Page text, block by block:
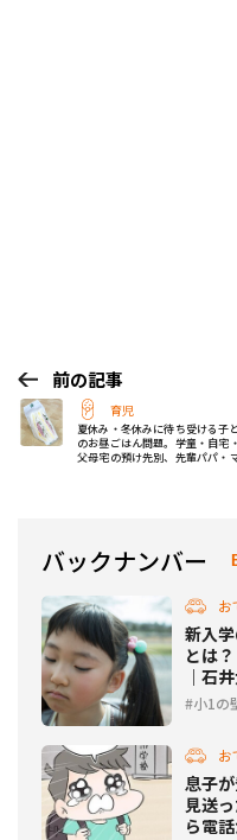
前の記事
育児
夏休み・冬休みに待ち受ける子
のお昼ごはん問題。学童・自宅
父母宅の預け先別、先輩パパ・
バックナンバー
お
新入
とは
｜石
小1の
お
息子
見送
ら電